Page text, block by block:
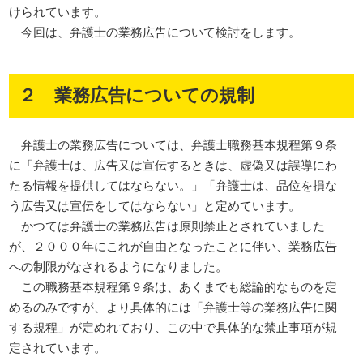
けられています。
今回は、弁護士の業務広告について検討をします。
２ 業務広告についての規制
弁護士の業務広告については、弁護士職務基本規程第９条
に「弁護士は、広告又は宣伝するときは、虚偽又は誤導にわ
たる情報を提供してはならない。」「弁護士は、品位を損な
う広告又は宣伝をしてはならない」と定めています。
かつては弁護士の業務広告は原則禁止とされていました
が、２０００年にこれが自由となったことに伴い、業務広告
への制限がなされるようになりました。
この職務基本規程第９条は、あくまでも総論的なものを定
めるのみですが、より具体的には「弁護士等の業務広告に関
する規程」が定めれており、この中で具体的な禁止事項が規
定されています。